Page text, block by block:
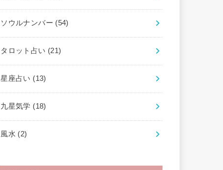
ソウルナンバー (54)
タロット占い (21)
星座占い (13)
九星気学 (18)
風水 (2)